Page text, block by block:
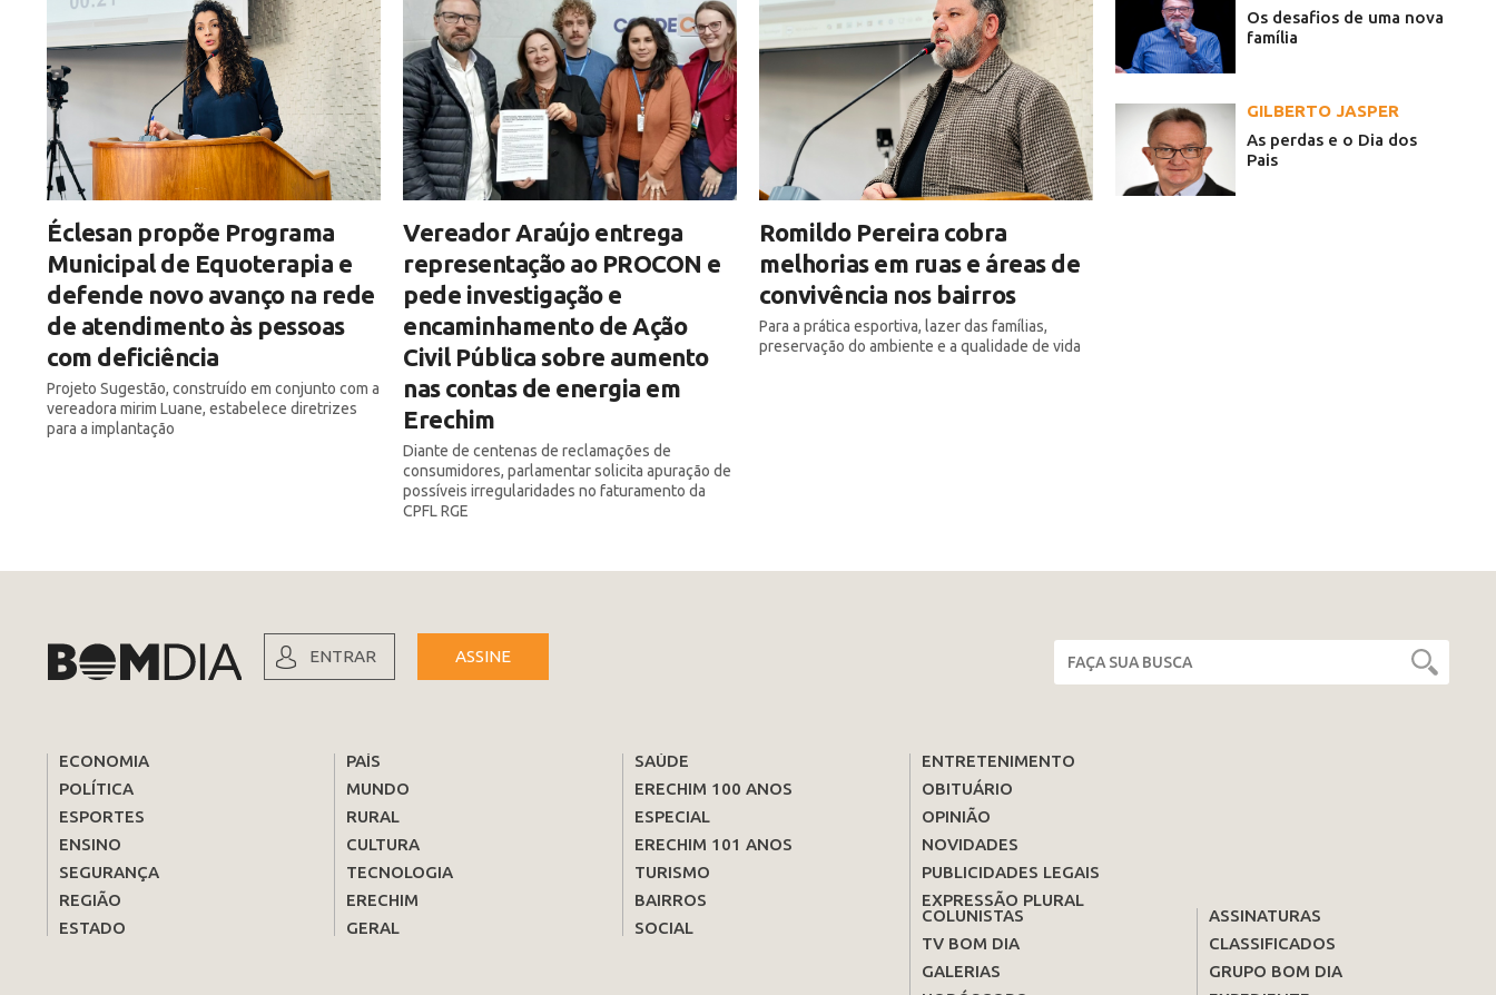
Éclesan propõe Programa
Municipal de Equoterapia e
defende novo avanço na rede
de atendimento às pessoas
com deficiência
Projeto Sugestão, construído em conjunto com a
vereadora mirim Luane, estabelece diretrizes
para a implantação
Vereador Araújo entrega
representação ao PROCON e
pede investigação e
encaminhamento de Ação
Civil Pública sobre aumento
nas contas de energia em
Erechim
Diante de centenas de reclamações de
consumidores, parlamentar solicita apuração de
possíveis irregularidades no faturamento da
CPFL RGE
Romildo Pereira cobra
melhorias em ruas e áreas de
convivência nos bairros
Para a prática esportiva, lazer das famílias,
preservação do ambiente e a qualidade de vida
Os desafios de uma nova
família
GILBERTO JASPER
As perdas e o Dia dos
Pais
ENTRAR ASSINE
ECONOMIA
POLÍTICA
ESPORTES
ENSINO
SEGURANÇA
REGIÃO
ESTADO
PAÍS
MUNDO
RURAL
CULTURA
TECNOLOGIA
ERECHIM
GERAL
SAÚDE
ERECHIM 100 ANOS
ESPECIAL
ERECHIM 101 ANOS
TURISMO
BAIRROS
SOCIAL
ENTRETENIMENTO
OBITUÁRIO
OPINIÃO
NOVIDADES
PUBLICIDADES LEGAIS
EXPRESSÃO PLURAL
COLUNISTAS
TV BOM DIA
GALERIAS
ASSINATURAS
CLASSIFICADOS
GRUPO BOM DIA